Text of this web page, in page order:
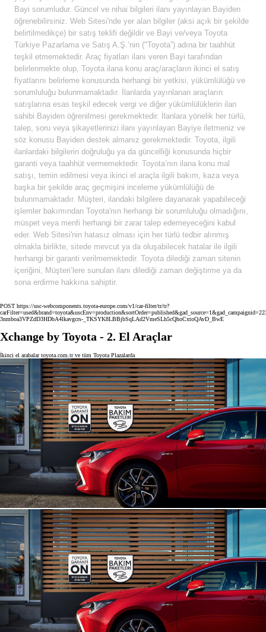
Bayi sorumludur. Güncel ve nihai bilgileri ilanı yayınlayan Bayiden
öğrenebilirsiniz. Web Sitesi'nde yer alan bilgiler (aksi açık bir şekilde
belirtilmedikçe) bir satış teklifi değildir ve Bayi ve/veya Toyota
Türkiye Pazarlama ve Satış A.Ş.’nin ("Toyota”) adına bir taahhüt
teşkil etmemektedir. Araç fiyatları ilanı veren Bayi tarafından
belirlenmekte olup, Toyota ilana konu araç/araçların ikinci el satış
fiyatlarını belirleme konusunda herhangi bir yetkisi, yükümlülüğü ve
sorumluluğu bulunmamaktadır. İlanlarda yayınlanan araçların
satışlarına esas teşkil edecek vergi ve diğer yükümlülüklerin ilan
sahibi Bayiden öğrenilmesi gerekmektedir. İlanlara yönelik her türlü,
talep, soru veya şikayetlerinizi ilanı yayınlayan Bayiye iletmeniz ve
söz konusu Bayiden destek almanız gerekmektedir. Toyota, ilgili
ilanlardaki bilgilerin doğruluğu ya da güncelliği konusunda hiçbir
garanti veya taahhüt vermemektedir. Toyota’nın ilana konu mal
satışı, temin edilmesi veya ikinci el araçla ilgili bakım, kaza veya
başka bir şekilde araç geçmişini inceleme yükümlülüğü de
bulunmamaktadır. Müşteri, ilandaki bilgilere dayanarak yapabileceği
işlemler bakımından Toyota'nın herhangi bir sorumluluğu olmadığını,
müspet veya menfi herhangi bir zarar talep edemeyeceğini kabul
eder. Web Sitesi'nin hatasız olması için her türlü tedbir alınmış
olmakla birlikte, sitede mevcut ya da oluşabilecek hatalar ile ilgili
herhangi bir garanti verilmemektedir. Toyota dilediği zaman sitenin
içeriğini, Müşteri’lere sunulan ilanı dilediği zaman değiştirme ya da
sona erdirme hakkına sahiptir.
POST https://usc-webcomponents.toyota-europe.com/v1/car-filter/tr/tr?
3nmboa3VPZdD3HDbA4lkavgcrs-_TKSYK8LBBjbSqLAd2VmeSLh5cQhoCxtoQAvD_BwE
Xchange by Toyota - 2. El Araçlar
İkinci el arabalar toyota.com.tr ve tüm Toyota Plazalarda